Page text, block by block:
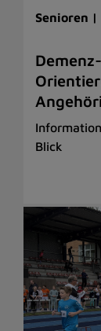
Senioren |
Blick